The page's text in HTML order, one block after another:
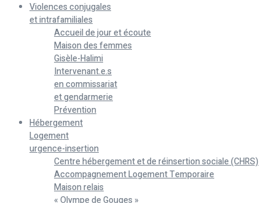
Violences conjugales
et intrafamiliales
Accueil de jour et écoute
Maison des femmes
Gisèle-Halimi
Intervenant.e.s
en commissariat
et gendarmerie
Prévention
Hébergement
Logement
urgence-insertion
Centre hébergement et de réinsertion sociale (CHRS)
Accompagnement Logement Temporaire
Maison relais
« Olympe de Gouges »